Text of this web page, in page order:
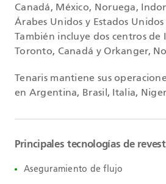
Canadá, México, Noruega,
Árabes Unidos y Estados
También incluye dos centros de
Toronto, Canadá y Orkanger,
Tenaris mantiene sus
en Argentina, Brasil, Italia,
Principales tecnologías de
Aseguramiento de flujo